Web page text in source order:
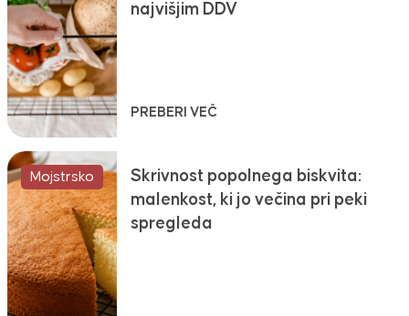
najvišjim DDV
PREBERI VEČ
Mojstrsko
Skrivnost popolnega biskvita:
malenkost, ki jo večina pri peki
spregleda